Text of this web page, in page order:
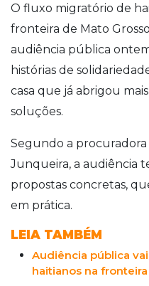
O fluxo migratório de
fronteira de Mato
audiência pública
histórias de
casa que já abrigou
soluções.
Segundo a procuradora
Junqueira, a audiência
propostas concretas,
em prática.
LEIA TAMBÉM
Audiência pública
haitianos na